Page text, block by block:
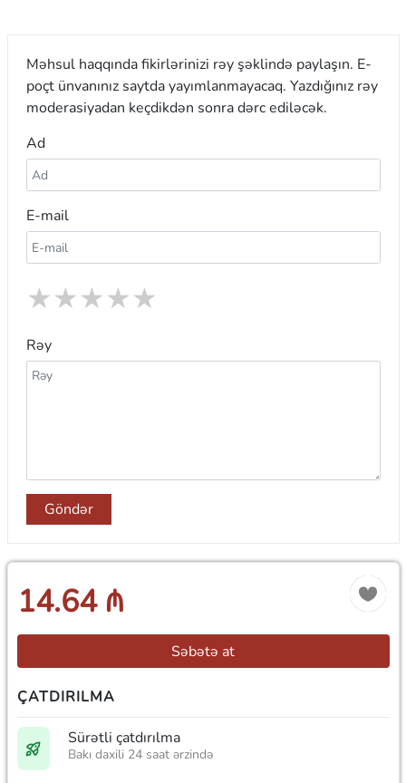
Məhsul haqqında fikirlərinizi rəy şəklində paylaşın. E-
poçt ünvanınız saytda yayımlanmayacaq. Yazdığınız rəy
moderasiyadan keçdikdən sonra dərc ediləcək.
Ad
E-mail
★
★
★
★
★
Rəy
Göndər
14.64 ₼
Səbətə at
ÇATDIRILMA
Sürətli çatdırılma
Bakı daxili 24 saat ərzində